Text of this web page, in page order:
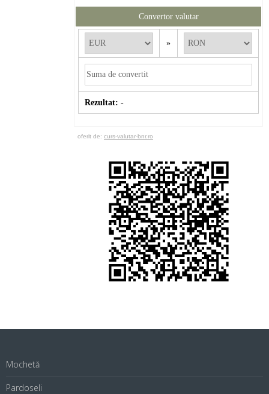
Convertor valutar
»
Rezultat: -
oferit de: curs-valutar-bnr.ro
Mochetă
Pardoseli